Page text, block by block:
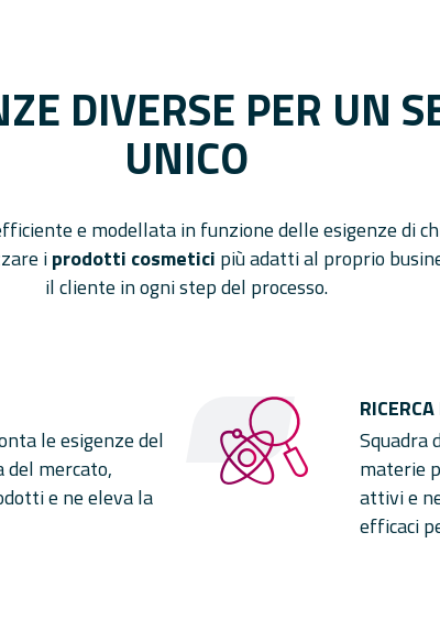
DIVERSE PER UN
UNICO
e modellata in funzione delle esigenze di
iprodotti cosmetici più adatti al proprio
il cliente in ogni step del processo.
le esigenze del
del mercato,
e ne eleva la
Squadra
materie
attivi e
efficaci